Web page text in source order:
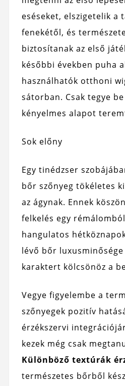
eséseket, elszigetelik a
fenekétől, és
biztosítanak az első
későbbi években puha
használhatók otthoni
sátorban. Csak tegye
kényelmes alapot
Sok előny
Egy tinédzser
bőr szőnyeg tökéletes
az ágynak. Ennek
felkelés egy
hangulatos
lévő bőr
karaktert kölcsönöz a
Vegye figyelembe a
szőnyegek pozitív
érzékszervi
kezek még csak
Különböző textúrák
természetes bőrből